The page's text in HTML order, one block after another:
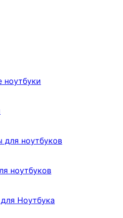
ноутбуки
для ноутбуков
ноутбуков
Ноутбука